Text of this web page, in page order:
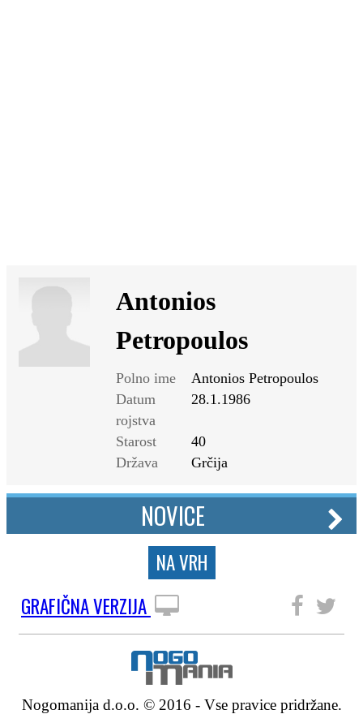
Antonios
Petropoulos
Polno ime
Antonios Petropoulos
Datum
rojstva
28.1.1986
Starost
40
Država
Grčija
NOVICE
NA VRH
GRAFIČNA VERZIJA
Nogomanija d.o.o. © 2016 - Vse pravice pridržane.